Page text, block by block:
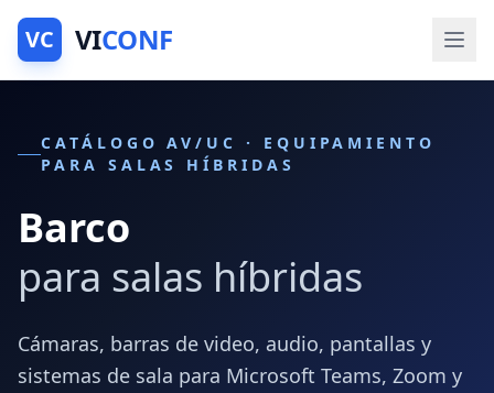
VC VICONF
CATÁLOGO AV/UC · EQUIPAMIENTO
PARA SALAS HÍBRIDAS
Barco
para salas híbridas
Cámaras, barras de video, audio, pantallas y
sistemas de sala para Microsoft Teams, Zoom y